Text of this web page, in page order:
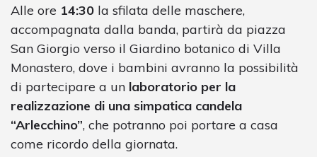
Alle ore 14:30 la sfilata delle maschere,
accompagnata dalla banda, partirà da piazza
San Giorgio verso il Giardino botanico di Villa
Monastero, dove i bambini avranno la possibilità
di partecipare a un laboratorio per la
realizzazione di una simpatica candela
“Arlecchino”, che potranno poi portare a casa
come ricordo della giornata.